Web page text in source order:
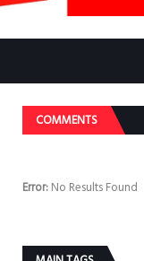
COMMENTS
Error:No Results Found